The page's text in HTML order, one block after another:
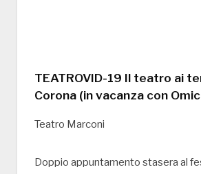
TEATROVID-19 Il teatro ai
Corona (in vacanza con
Teatro Marconi
Doppio appuntamento stasera al